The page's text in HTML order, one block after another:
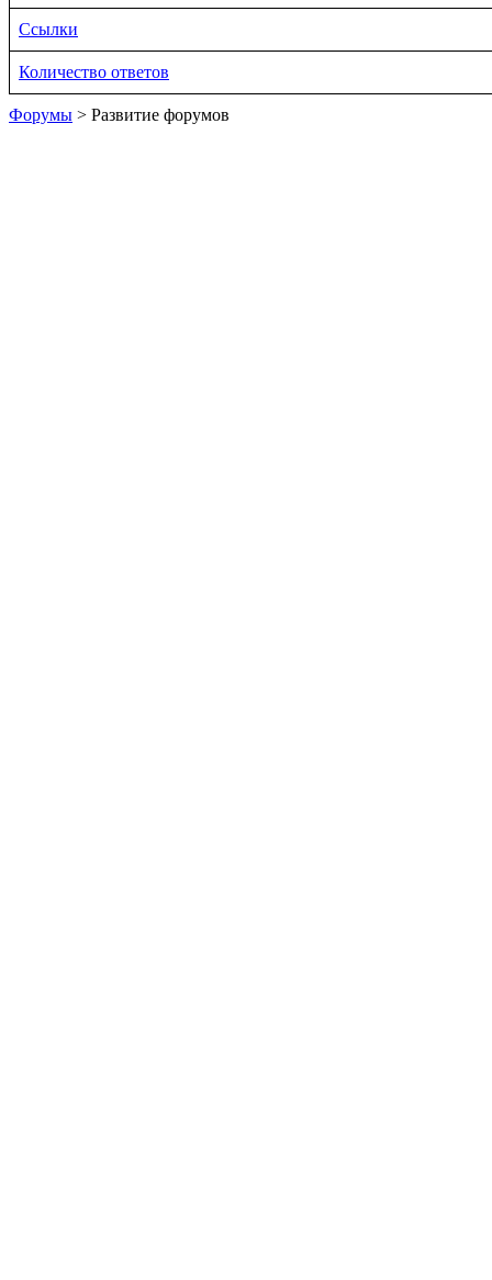
Ссылки
Количество ответов
Форумы > Развитие форумов